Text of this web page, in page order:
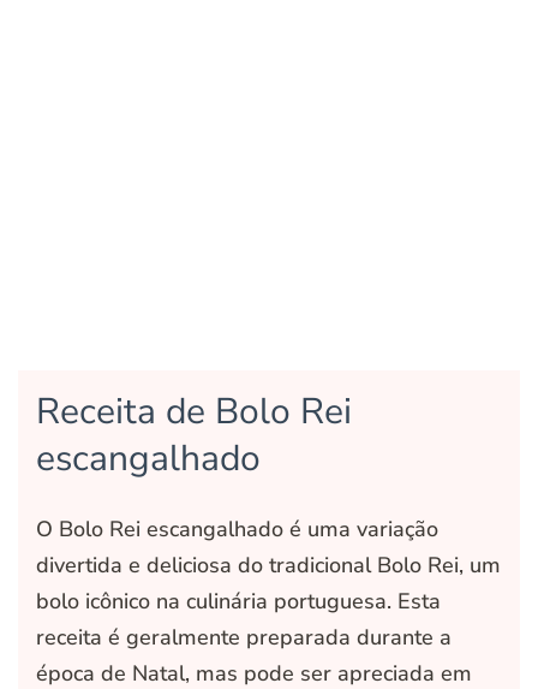
Receita de Bolo Rei
escangalhado
O Bolo Rei escangalhado é uma variação
divertida e deliciosa do tradicional Bolo Rei, um
bolo icônico na culinária portuguesa. Esta
receita é geralmente preparada durante a
época de Natal, mas pode ser apreciada em